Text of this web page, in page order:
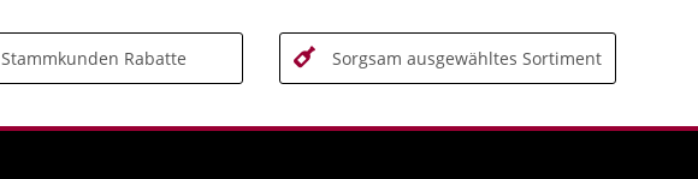
Stammkunden Rabatte Sorgsam ausgewähltes Sortiment